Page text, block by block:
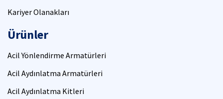
Kariyer Olanakları
Ürünler
Acil Yönlendirme Armatürleri
Acil Aydınlatma Armatürleri
Acil Aydınlatma Kitleri